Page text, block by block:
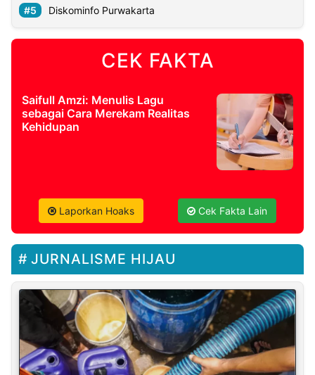
Diskominfo Purwakarta
CEK FAKTA
Saifull Amzi: Menulis Lagu
sebagai Cara Merekam Realitas
Kehidupan
Laporkan Hoaks Cek Fakta Lain
JURNALISME HIJAU